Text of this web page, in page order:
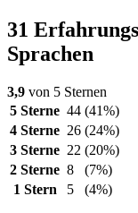
31
Sprachen
3,9 von 5 Sternen
5 Sterne 44 (41%)
4 Sterne 26 (24%)
3 Sterne 22 (20%)
2 Sterne 8
(7%)
1 Stern
5 (4%)